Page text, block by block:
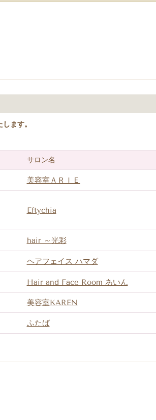
ます。
サロン名
美容室ＡＲＩＥ
Eftychia
hair ～光彩
ヘアフェイス ハマダ
Hair and Face Room あいん
美容室KAREN
ふたば